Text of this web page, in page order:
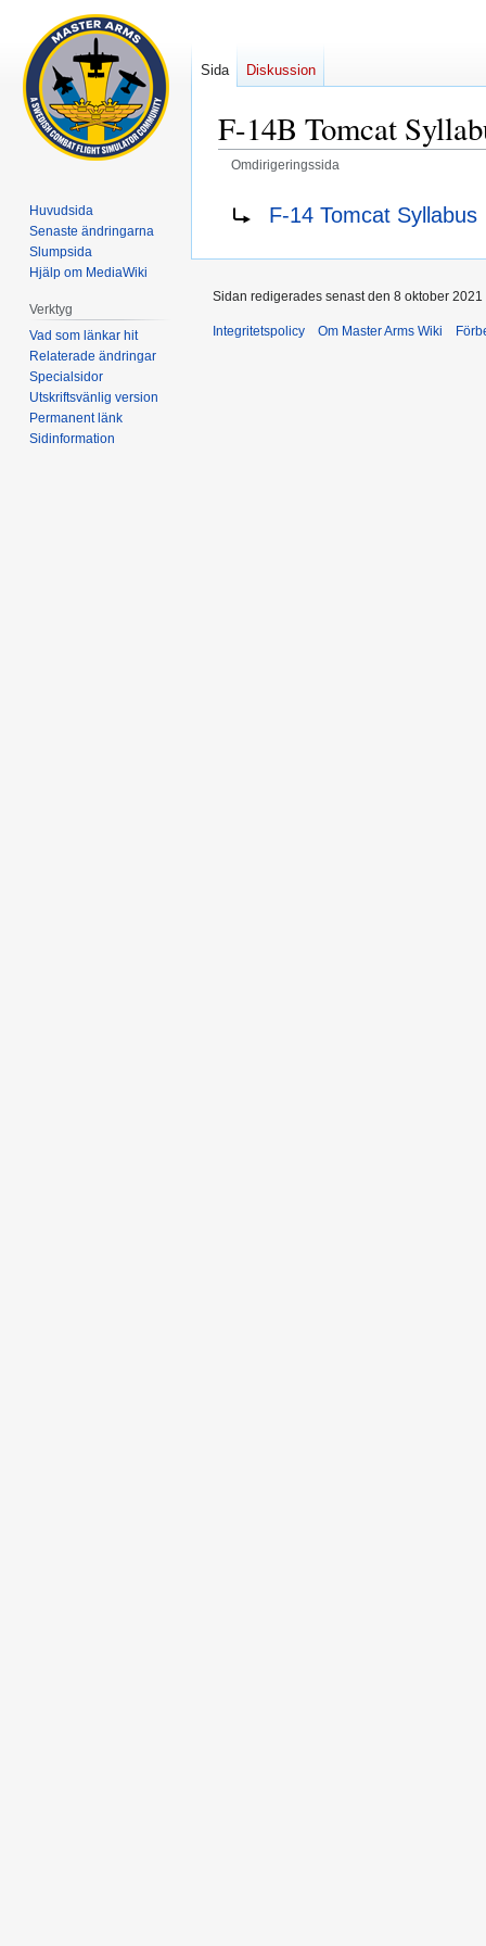
F-14B Tomcat
Omdirigeringssida
F-14 Tomcat Syllabus
Sida Diskussion
Huvudsida
Senaste ändringarna
Slumpsida
Hjälp om MediaWiki
Verktyg
Vad som länkar hit
Relaterade ändringar
Specialsidor
Utskriftsvänlig version
Permanent länk
Sidinformation
Sidan redigerades senast den 8 oktober 2021
Integritetspolicy Om Master Arms Wiki